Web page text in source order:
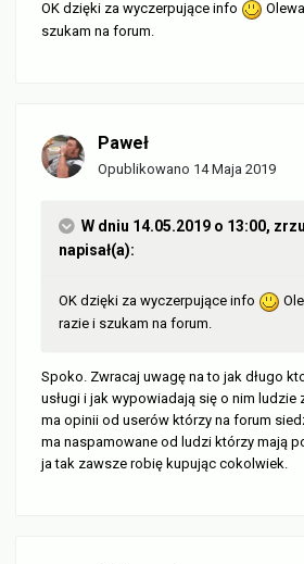
OK dzięki za wyczerpujące info
szukam na forum.
Paweł
Opublikowano 14 Maja 2019
W dniu 14.05.2019 o 13:00,
napisał(a):
OK dzięki za wyczerpujące info
razie i szukam na forum.
Spoko. Zwracaj uwagę na to jak długo
usługi i jak wypowiadają się o nim ludzie
ma opinii od userów którzy na forum
ma naspamowane od ludzi którzy mają
ja tak zawsze robię kupując cokolwiek.